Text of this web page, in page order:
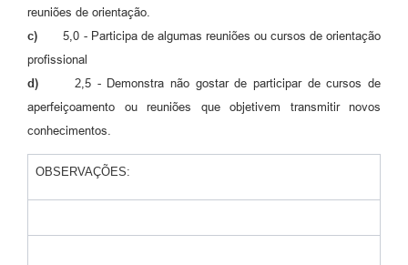
reuniões de orientação.
c) 5,0 - Participa de algumas reuniões ou cursos de orientação
profissional
d) 2,5 - Demonstra não gostar de participar de cursos de
aperfeiçoamento ou reuniões que objetivem transmitir novos
conhecimentos.
OBSERVAÇÕES: